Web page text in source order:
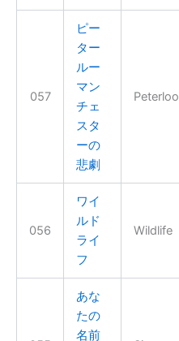
057
ピー
ター
ルー
マン
チェ
スタ
ーの
悲劇
Peterloo
056
ワイ
ルド
ライ
フ
Wildlife
あな
たの
名前